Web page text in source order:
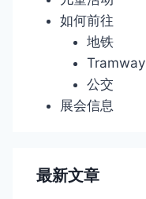
如何前往
地铁
Tramway
公交
展会信息
最新文章